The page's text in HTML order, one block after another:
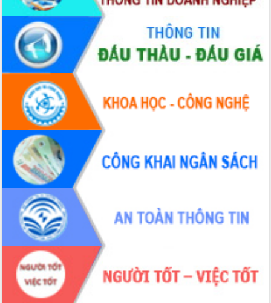
Bí thư Tỉnh ủy Lương Nguyễn Minh
Triết dự Ngày hội đại đoàn kết tại
Buôn Đăk Tuôr, xã Cư Pui
Khởi công xây dựng Trường Phổ thông
nội trú liên cấp tiểu học và THCS xã Ia
Rvê
Phó Thủ tướng Chính phủ Mai Văn
Chính chia sẻ, động viên người dân
chịu ảnh hưởng nặng từ bão số 13
Chủ tịch UBND tỉnh kiểm tra công tác
phòng, chống bão số 13 tại các địa
bàn xung yếu
Tập trung đẩy nhanh giải ngân nguồn
vốn các chương trình mục tiêu quốc
Xã Ea H'leo giữ vững và nâng cao chất
lượng các tiêu chí nông thôn mới
Công bố quyết định của Ban Thường
vụ Tỉnh ủy về công tác cán bộ
Nâng cao trách nhiệm người đứng
đầu, phát huy tinh thần chủ động,
sáng tạo để đảm bảo tiến độ giải ngân
vốn đầu tư công năm 2025